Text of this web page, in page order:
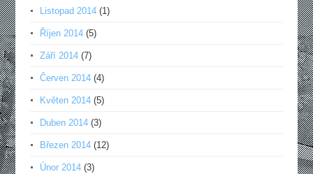
Listopad 2014(1)
Říjen 2014(5)
Září 2014(7)
Červen 2014(4)
Květen 2014(5)
Duben 2014(3)
Březen 2014(12)
Únor 2014(3)